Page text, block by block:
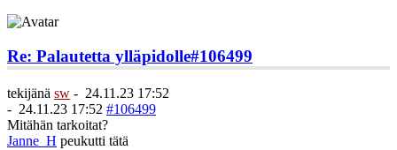
Re: Palautetta ylläpidolle#106499
tekijänä sw - 24.11.23 17:52
- 24.11.23 17:52 #106499
Mitähän tarkoitat?
Janne_H peukutti tätä